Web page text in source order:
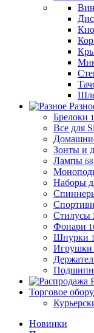
Брелоки
Все для
Зонты и
Лампы 68
Наборы
Стилусы
Фонари
Шнурки 1
Игрушки
Торговое
Новинки